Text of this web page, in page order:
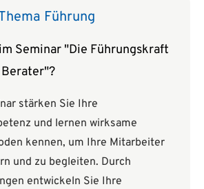
Führung
Seminar "Die Führungskraft
Berater"?
stärken Sie Ihre
und lernen wirksame
kennen, um Ihre Mitarbeiter
und zu begleiten. Durch
entwickeln Sie Ihre